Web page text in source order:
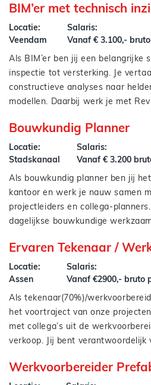
nauw samen met tekenaars,
projectleiders.
Opstellen van constructieve
aardbevingsversterking;
Controleren van bestaande
risicoanalyses maken;
Adviseren over praktische
oplossingen;
Meedenken in
Afstemming met tekenaars
Contact onderhouden met
BIM’er met technisch
Locatie:
Veendam
Salaris:
Vanaf € 3.100,-
Als BIM’er ben jij een belangrijke
inspectie tot versterking. Je
constructieve analyses naar
modellen. Daarbij werk je met
geplande
structureert modellen, bewaakt
slimme oplossingen.
Modelleren van bestaande
Autodesk Revit;
Verwerken van 3D-scans
Toevoegen van parameters
aan modellen;
Samenwerken met
projectleiders;
bouwplaats;
Meedenken over
BIM-structuren.
Bouwkundig Planner
Locatie:
Stadskanaal
Salaris:
Vanaf € 3.200
Als bouwkundig planner ben jij
kantoor en werk je nauw samen
projectleiders en collega-
dagelijkse bouwkundige
renovatie, verduurzaming en
Het opstellen en bewaken
Het afstemmen met
uitvoerders;
Het verwerken en
gegevens;
Het coördineren van
onderaannemers en
capaciteit;
Het vertalen van
Je zit dicht op de operatie, maar
bent de regelneef die zorgt dat
iets gebeurt.
Ervaren Tekenaar /
Locatie:
Assen
Salaris:
Vanaf €2900,- bruto
Als tekenaar(70%)/
het voortraject van onze
met collega’s uit de
verkoop. Jij bent verantwoordelijk
heb je veel klantcontact en zorg
Uitwerken van prefab
Werkvoorbereider